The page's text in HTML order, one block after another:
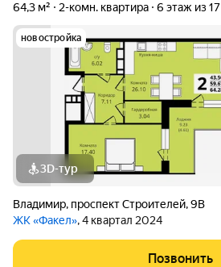
64,3 м² 2-комн. квартира 6 этаж из 17
новостройка
3D-тур
Владимир, проспект Строителей,9В
ЖК «Факел», 4 квартал 2024
Позвонить